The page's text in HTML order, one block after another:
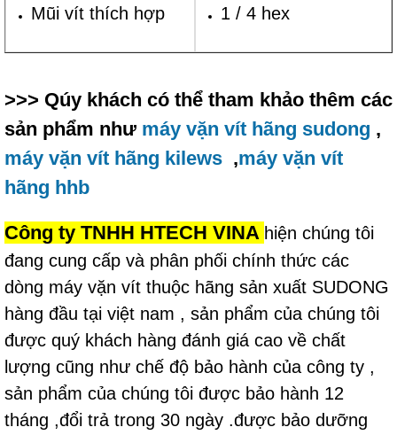
Mũi vít thích hợp 1 / 4 hex
>>> Qúy khách có thể tham khảo thêm các
sản phẩm như máy vặn vít hãng sudong ,
máy vặn vít hãng kilews ,máy vặn vít
hãng hhb
Công ty TNHH HTECH VINA hiện chúng tôi
đang cung cấp và phân phối chính thức các
dòng máy vặn vít thuộc hãng sản xuất SUDONG
hàng đầu tại việt nam , sản phẩm của chúng tôi
được quý khách hàng đánh giá cao về chất
lượng cũng như chế độ bảo hành của công ty ,
sản phẩm của chúng tôi được bảo hành 12
tháng ,đổi trả trong 30 ngày .được bảo dưỡng